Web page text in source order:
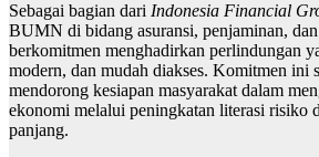
Sebagai bagian dari Indonesia Financial
BUMN di bidang asuransi, penjaminan,
berkomitmen menghadirkan perlindungan
modern, dan mudah diakses. Komitmen ini
mendorong kesiapan masyarakat dalam
ekonomi melalui peningkatan literasi risiko
panjang.